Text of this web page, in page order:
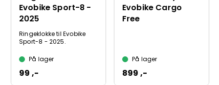
Evobike Sport-8 -
2025
Ringeklokke til Evobike
Sport-8 - 2025.
På lager
99 ,-
Evobike Cargo
Free
På lager
899 ,-